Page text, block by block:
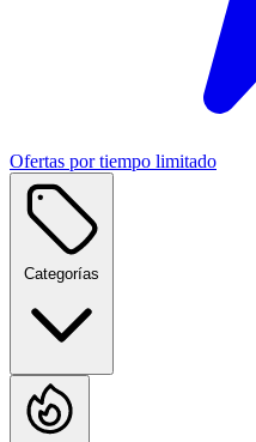
Ofertas por tiempo limitado
Categorías